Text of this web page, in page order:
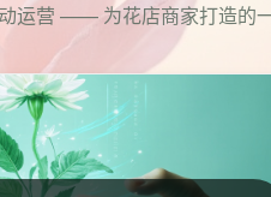
动运营 —— 为花店商家打造的